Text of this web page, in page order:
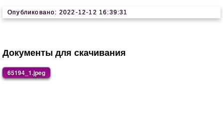
Опубликовано: 2022-12-12 16:39:31
Документы для скачивания
65194_1.jpeg